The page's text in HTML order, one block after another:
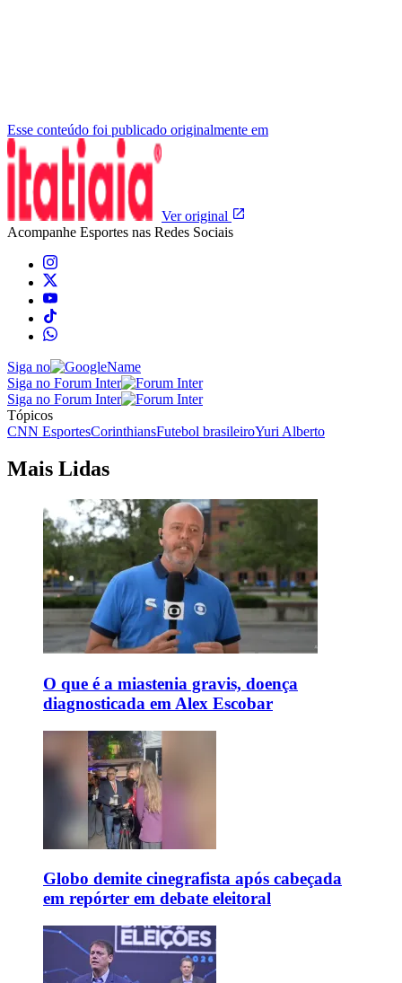
Esse conteúdo foi publicado originalmente em
Ver original
Acompanhe Esportes nas Redes Sociais
Siga no
Siga no Forum Inter
Siga no Forum Inter
Tópicos
CNN EsportesCorinthiansFutebol brasileiroYuri Alberto
Mais Lidas
O que é a miastenia gravis, doença
diagnosticada em Alex Escobar
Globo demite cinegrafista após cabeçada
em repórter em debate eleitoral